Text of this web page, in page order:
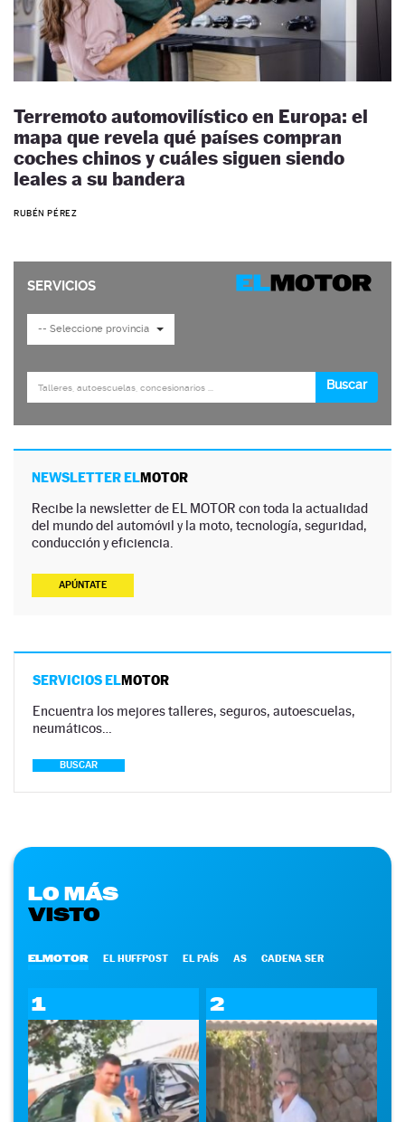
Terremoto automovilístico en Europa: el
mapa que revela qué países compran
coches chinos y cuáles siguen siendo
leales a su bandera
RUBÉN PÉREZ
NEWSLETTER ELMOTOR
Recibe la newsletter de EL MOTOR con toda la actualidad
del mundo del automóvil y la moto, tecnología, seguridad,
conducción y eficiencia.
APÚNTATE
SERVICIOS ELMOTOR
Encuentra los mejores talleres, seguros, autoescuelas,
neumáticos…
BUSCAR
LO MÁS
VISTO
ELMOTOR EL HUFFPOST EL PAÍS AS CADENA SER
1 2